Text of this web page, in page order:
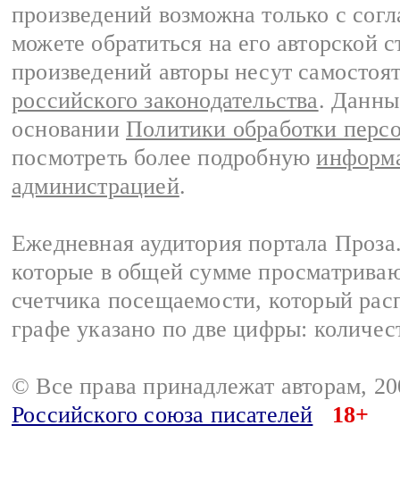
произведений возможна только с
можете обратиться на его авторской
произведений авторы несут
российского законодательства.
основании Политики обработки
посмотреть более подробную
администрацией.
Ежедневная аудитория портала
которые в общей сумме
счетчика посещаемости, который
графе указано по две цифры:
© Все права принадлежат авторам,
Российского союза писателей
18+